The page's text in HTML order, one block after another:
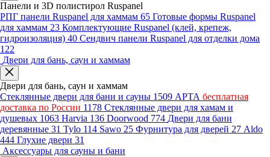
Панели и 3D полистирол Ruspanel
РПГ панели Ruspanel для хаммам 65 Готовые формы Ruspanel
для хаммам 23 Комплектующие Ruspanel (клей, крепеж,
гидроизоляция) 40 Сендвич панели Ruspanel для отделки дома
122
Двери для бань, саун и хаммам
Двери для бань, саун и хаммам
Стеклянные двери для бани и сауны 1509 АРТА бесплатная
доставка по России 1178 Стеклянные двери для хамам и
душевых 1063 Harvia 136 Doorwood 774 Двери для бани
деревянные 31 Tylo 114 Sawo 25 Фурнитура для дверей 27 Aldo
444 Глухие двери 31
Аксессуары для сауны и бани